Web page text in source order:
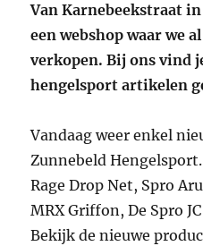
Van Karnebeekstraat
een webshop waar we
verkopen. Bij ons vind
hengelsport artikelen
Vandaag weer enkel
Zunnebeld
Rage Drop Net, Spro
MRX Griffon, De Spro
Bekijk de nieuwe